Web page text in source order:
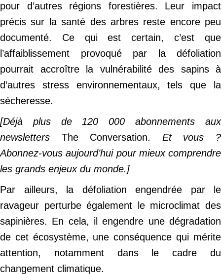
pour d’autres régions forestières. Leur impact
précis sur la santé des arbres reste encore peu
documenté. Ce qui est certain, c’est que
l’affaiblissement provoqué par la défoliation
pourrait accroître la vulnérabilité des sapins à
d’autres stress environnementaux, tels que la
sécheresse.
[Déjà plus de 120 000 abonnements aux
newsletters The Conversation. Et vous ?
Abonnez-vous aujourd’hui pour mieux comprendre
les grands enjeux du monde.]
Par ailleurs, la défoliation engendrée par le
ravageur perturbe également le microclimat des
sapinières. En cela, il engendre une dégradation
de cet écosystème, une conséquence qui mérite
attention, notamment dans le cadre du
changement climatique.